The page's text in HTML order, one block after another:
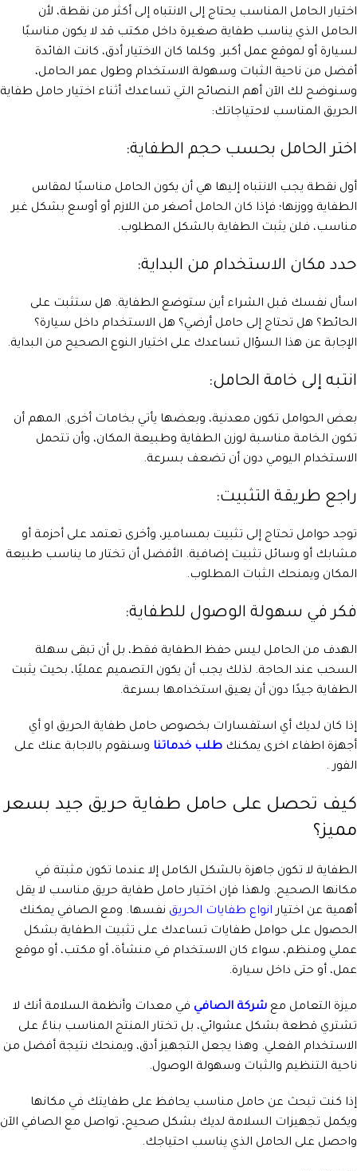
اختيار الحامل المناسب يحتاج إلى الانتباه إلى أكثر من نقطة، لأن
الحامل الذي يناسب طفاية صغيرة داخل مكتب قد لا يكون مناسبًا
لسيارة أو لموقع عمل أكبر. وكلما كان الاختيار أدق، كانت الفائدة
أفضل من ناحية الثبات وسهولة الاستخدام وطول عمر الحامل،
وسنوضح لك الآن أهم النصائح التي تساعدك أثناء اختيار حامل طفاية
الحريق المناسب لاحتياجاتك:
اختر الحامل بحسب حجم الطفاية:
أول نقطة يجب الانتباه إليها هي أن يكون الحامل مناسبًا لمقاس
الطفاية ووزنها؛ فإذا كان الحامل أصغر من اللازم أو أوسع بشكل غير
مناسب، فلن يثبت الطفاية بالشكل المطلوب.
حدد مكان الاستخدام من البداية:
اسأل نفسك قبل الشراء أين ستوضع الطفاية. هل ستثبت على
الحائط؟ هل تحتاج إلى حامل أرضي؟ هل الاستخدام داخل سيارة؟
الإجابة عن هذا السؤال تساعدك على اختيار النوع الصحيح من البداية.
انتبه إلى خامة الحامل:
بعض الحوامل تكون معدنية، وبعضها يأتي بخامات أخرى. المهم أن
تكون الخامة مناسبة لوزن الطفاية وطبيعة المكان، وأن تتحمل
الاستخدام اليومي دون أن تضعف بسرعة.
راجع طريقة التثبيت:
توجد حوامل تحتاج إلى تثبيت بمسامير، وأخرى تعتمد على أحزمة أو
مشابك أو وسائل تثبيت إضافية. الأفضل أن تختار ما يناسب طبيعة
المكان ويمنحك الثبات المطلوب.
فكر في سهولة الوصول للطفاية:
الهدف من الحامل ليس حفظ الطفاية فقط، بل أن تبقى سهلة
السحب عند الحاجة. لذلك يجب أن يكون التصميم عمليًا، بحيث يثبت
الطفاية جيدًا دون أن يعيق استخدامها بسرعة.
إذا كان لديك أي استفسارات بخصوص حامل طفاية الحريق او أي
أجهزة اطفاء اخرى يمكنك طلب خدماتنا وسنقوم بالاجابة عنك على
الفور .
كيف تحصل على حامل طفاية حريق جيد بسعر
مميز؟
الطفاية لا تكون جاهزة بالشكل الكامل إلا عندما تكون مثبتة في
مكانها الصحيح. ولهذا فإن اختيار حامل طفاية حريق مناسب لا يقل
أهمية عن اختيار انواع طفايات الحريق نفسها. ومع الصافي يمكنك
الحصول على حوامل طفايات تساعدك على تثبيت الطفاية بشكل
عملي ومنظم، سواء كان الاستخدام في منشأة، أو مكتب، أو موقع
عمل، أو حتى داخل سيارة.
ميزة التعامل مع شركة الصافي في معدات وأنظمة السلامة أنك لا
تشتري قطعة بشكل عشوائي، بل تختار المنتج المناسب بناءً على
الاستخدام الفعلي. وهذا يجعل التجهيز أدق، ويمنحك نتيجة أفضل من
ناحية التنظيم والثبات وسهولة الوصول.
إذا كنت تبحث عن حامل مناسب يحافظ على طفايتك في مكانها
ويكمل تجهيزات السلامة لديك بشكل صحيح، تواصل مع الصافي الآن
واحصل على الحامل الذي يناسب احتياجك.